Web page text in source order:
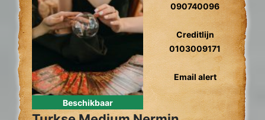
Beschikbaar
090740096
Creditlijn
0103009171
Email alert